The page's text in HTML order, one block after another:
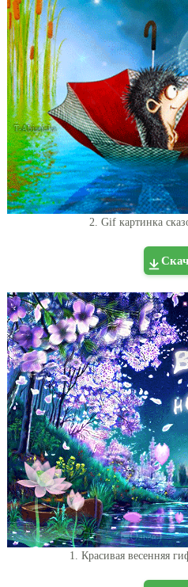
2. Gif картинка
1. Красивая весенняя